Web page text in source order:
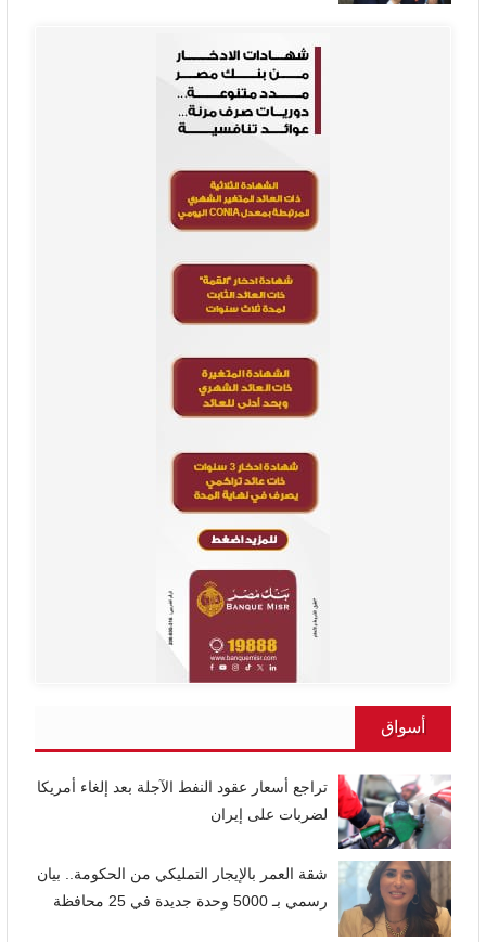
أسواق
تراجع أسعار عقود النفط الآجلة بعد إلغاء أمريكا
لضربات على إيران
شقة العمر بالإيجار التمليكي من الحكومة.. بيان
رسمي بـ 5000 وحدة جديدة في 25 محافظة